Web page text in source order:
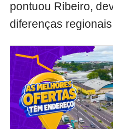
pontuou Ribeiro,
diferenças